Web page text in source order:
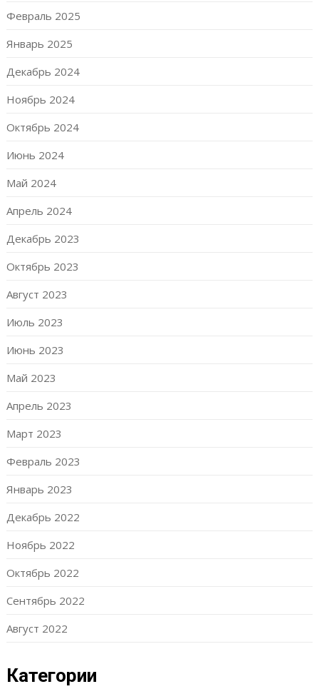
Февраль 2025
Январь 2025
Декабрь 2024
Ноябрь 2024
Октябрь 2024
Июнь 2024
Май 2024
Апрель 2024
Декабрь 2023
Октябрь 2023
Август 2023
Июль 2023
Июнь 2023
Май 2023
Апрель 2023
Март 2023
Февраль 2023
Январь 2023
Декабрь 2022
Ноябрь 2022
Октябрь 2022
Сентябрь 2022
Август 2022
Категории